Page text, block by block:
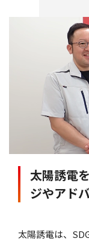
太陽誘電
ジやアド
太陽誘電は、